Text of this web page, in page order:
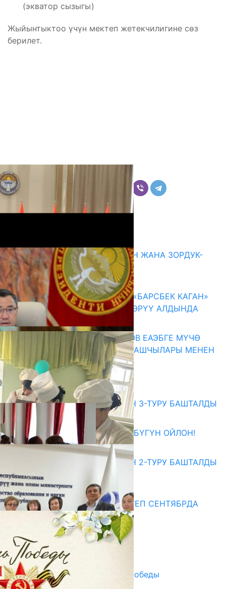
(экватор сызыгы)
Жыйынтыктоо үчүн мектеп жетекчилигине сөз
берилет.
Комментарийлер
ГЕНДЕРДИК БАСМЫРЛООДОН ЖАНА ЗОРДУК-
ЗОМБУЛУКТАН КОРГОО
07.08.2026
КЫРГЫЗ ТАРЫХЫ ТАСМАДА: «БАРСБЕК КАГАН»
КӨРКӨМ ТАСМАСЫ ЖАРЫК КӨРҮҮ АЛДЫНДА
07.08.2026
ПРЕЗИДЕНТ САДЫР ЖАПАРОВ ЕАЭБГЕ МҮЧӨ
МАМЛЕКЕТТЕРДИН ӨКМӨТ БАШЧЫЛАРЫ МЕНЕН
ЖОЛУГУШТУ
07.08.2026
Абитуриент
ЖОЖДОРГО КАБЫЛ АЛУУНУН 3-ТУРУ БАШТАЛДЫ
27.07.2026
ӨЗҮҢДҮН КЕЛЕЧЕГИҢ ҮЧҮН БҮГҮН ОЙЛОН!
20.07.2026
ЖОЖДОРГО КАБЫЛ АЛУУНУН 2-ТУРУ БАШТАЛДЫ
20.07.2026
Медиа
СУЗАКТА 750 ОРУНДУУ МЕКТЕП СЕНТЯБРДА
ПАЙДАЛАНУУГА БЕРИЛЕТ
07.08.2025
Улуу Жеңиштин жандуу сөзү
29.04.2025
Награды в преддверии Дня Победы
29.04.2025